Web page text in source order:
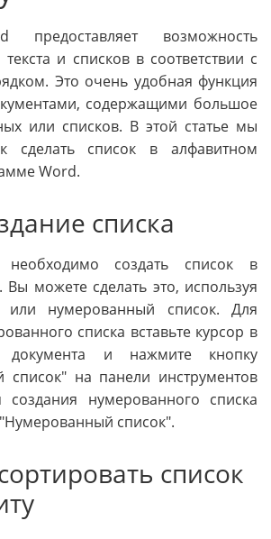
предоставляет возможность
и списков в соответствии с
Это очень удобная функция
содержащими большое
или списков. В этой статье мы
сделать список в алфавитном
Word.
списка
создать список в
Вы можете сделать это, используя
или нумерованный список. Для
списка вставьте курсор в
и нажмите кнопку
список" на панели инструментов
нумерованного списка
список".
список